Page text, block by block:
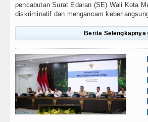
pencabutan Surat Edaran (SE) Wali Kota
diskriminatif dan mengancam
Berita Selengkapnya